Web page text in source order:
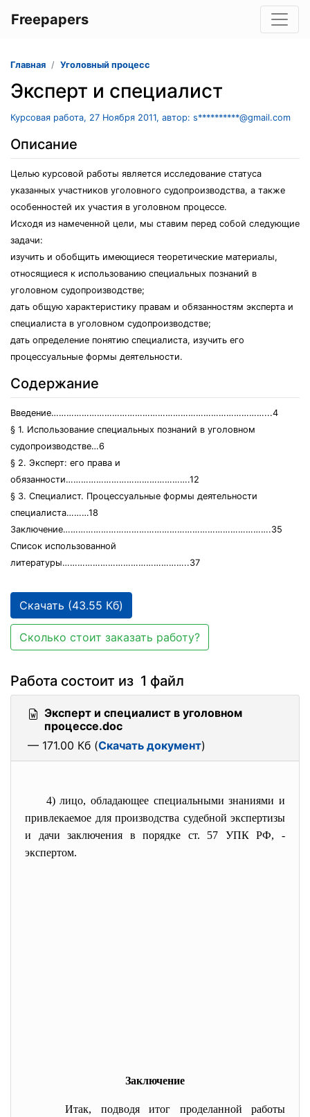
Freepapers
Главная Уголовный процесс
Эксперт и специалист
Курсовая работа, 27 Ноября 2011, автор: s**********@gmail.com
Описание
Целью курсовой работы является исследование статуса
указанных участников уголовного судопроизводства, а также
особенностей их участия в уголовном процессе.
Исходя из намеченной цели, мы ставим перед собой следующие
задачи:
изучить и обобщить имеющиеся теоретические материалы,
относящиеся к использованию специальных познаний в
уголовном судопроизводстве;
дать общую характеристику правам и обязанностям эксперта и
специалиста в уголовном судопроизводстве;
дать определение понятию специалиста, изучить его
процессуальные формы деятельности.
Содержание
Введение…………………………………………………………………………...4
§ 1. Использование специальных познаний в уголовном
судопроизводстве…6
§ 2. Эксперт: его права и
обязанности………………………………………….12
§ 3. Специалист. Процессуальные формы деятельности
специалиста………18
Заключение……………………………………………………………………….35
Список использованной
литературы…………………………………………..37
Скачать (43.55 Кб)
Сколько стоит заказать работу?
Работа состоит из 1 файл
Эксперт и специалист в уголовном
процессе.doc
— 171.00 Кб (Скачать документ)
4) лицо, обладающее специальными знаниями и
привлекаемое для производства судебной экспертизы
и дачи заключения в порядке ст. 57 УПК РФ, -
экспертом.
Заключение
Итак, подводя итог проделанной работы